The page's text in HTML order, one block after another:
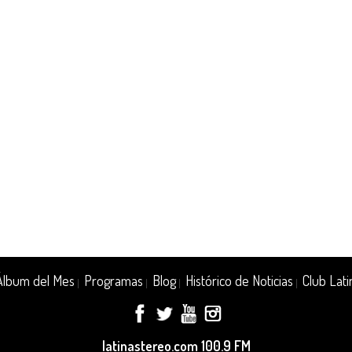
del Mes Programas Blog| Histórico de Noticias Club
latinastereo.com 100.9 FM